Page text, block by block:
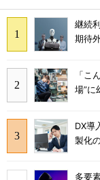
継続
期待
「こ
場”に
DX導
製化
多要